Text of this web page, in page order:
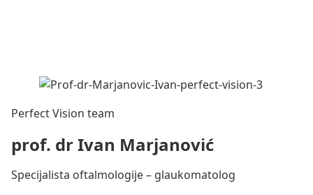
Perfect Vision team
prof. dr Ivan Marjanović
Specijalista oftalmologije – glaukomatolog